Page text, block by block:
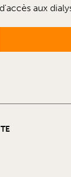
d'accès aux